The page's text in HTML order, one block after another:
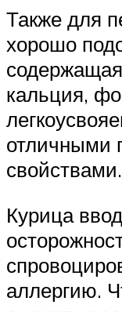
Также для
хорошо
кальция,
отличными
свойствами.
Курица
аллергию.